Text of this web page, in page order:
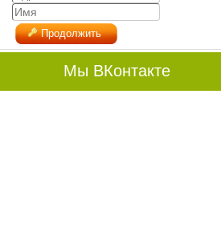
Продолжить
Мы ВКонтакте